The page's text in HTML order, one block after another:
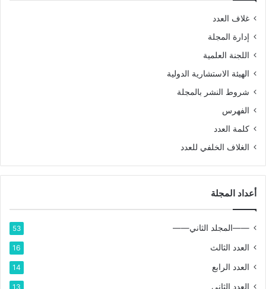
غلاف العدد
إدارة المجلة
اللجنة العلمية
الهيئة الاستشارية الدولية
شروط النشر بالمجلة
الفهرس
كلمة العدد
الغلاف الخلفي للعدد
أعداد المجلة
——المجلد الثاني—— 53
العدد الثالث 16
العدد الرابع 14
العدد الثاني 13